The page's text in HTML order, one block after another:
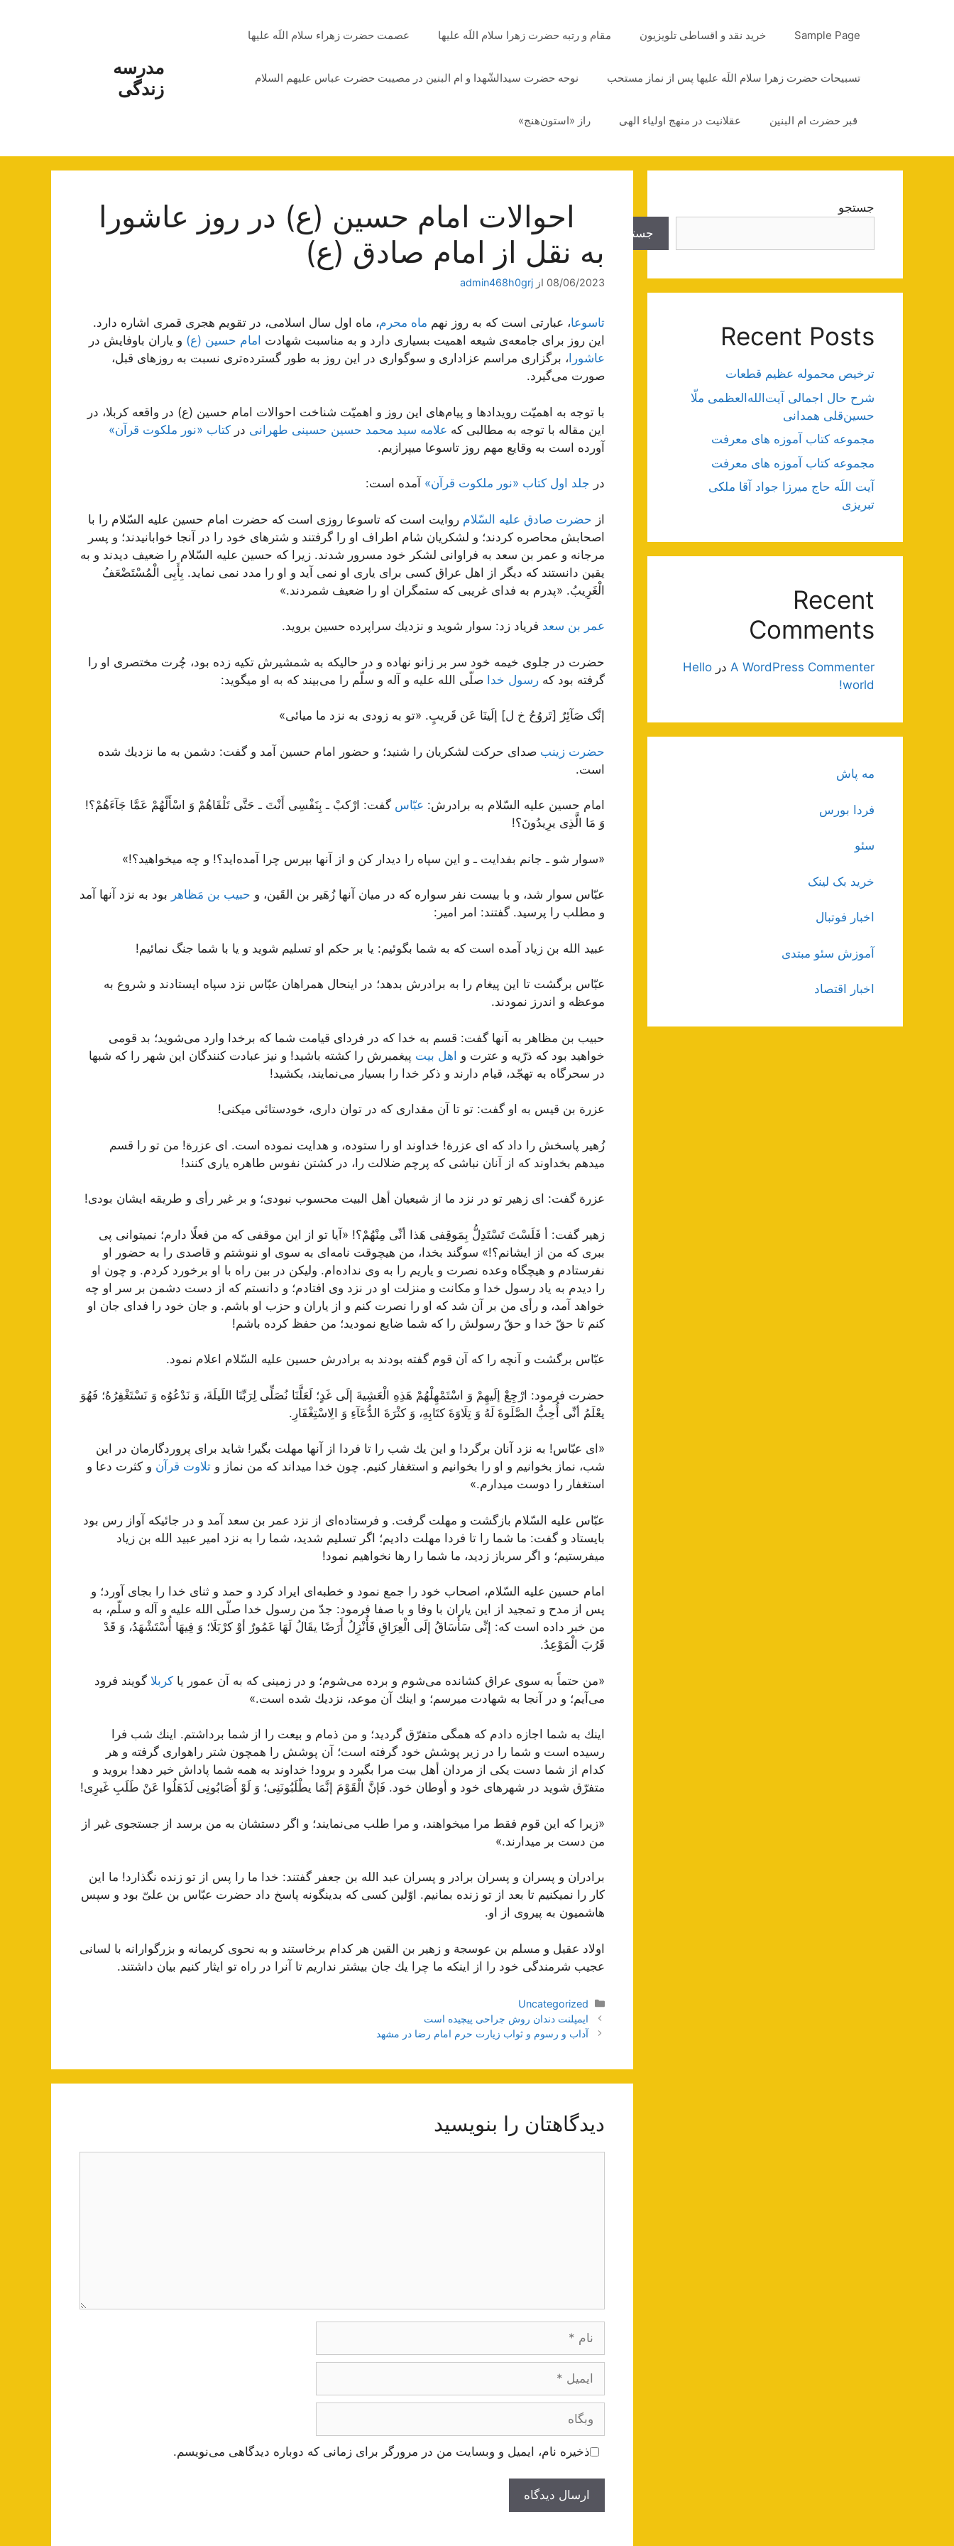
مدرسه
زندگی
Sample Page خرید نقد و اقساطی تلویزیون مقام و رتبه حضرت زهرا سلام اللَه علیها عصمت حضرت زهراء سلام اللَه علیها
تسبیحات حضرت زهرا سلام اللَه علیها پس از نماز مستحب نوحه حضرت سیدالشّهدا و ام البنین در مصیبت حضرت عباس علیهم السلام
قبر حضرت ام البنین عقلانیت در منهج اولیاء الهی راز «استون‌هنج»
احوالات امام حسین (ع) در روز عاشورا
به نقل از امام صادق (ع)
08/06/2023 از admin468h0grj
تاسوعا، عبارتی است که به روز نهم ماه محرم، ماه اول سال اسلامی، در تقویم هجری قمری اشاره دارد.
این روز برای جامعه‌ی شیعه اهمیت بسیاری دارد و به مناسبت شهادت امام حسین (ع) و یاران باوفایش در
عاشورا ، برگزاری مراسم عزاداری و سوگواری در این روز به طور گسترده‌تری نسبت به روزهای قبل،
صورت می‌گیرد.
با توجه به اهمیّت رویدادها و پیام‌های این روز و اهمیّت شناخت احوالات امام حسین (ع) در واقعه کربلا، در
این مقاله با توجه به مطالبی که علامه سید محمد حسین حسینی طهرانی در کتاب «نور ملکوت قرآن»
آورده است به وقایع مهم روز تاسوعا میپرازیم.
در جلد اول کتاب «نور ملکوت قرآن» آمده است:
از حضرت صادق علیه السّلام روایت است كه تاسوعا روزى است كه حضرت امام حسین علیه السّلام را با
اصحابش محاصره كردند؛ و لشكریان شام اطراف او را گرفتند و شترهاى خود را در آنجا خوابانیدند؛ و پسر
مرجانه و عمر بن سعد به فراوانى لشكر خود مسرور شدند. زیرا كه حسین علیه السّلام را ضعیف دیدند و به
یقین دانستند كه دیگر از اهل عراق كسى براى یارى او نمى آید و او را مدد نمى نماید. بِأَبِى الْمُسْتَضْعَفُ
الْغَرِیبُ. «پدرم به فداى غریبى كه ستمگران او را ضعیف شمردند.»
عمر بن سعد فریاد زد: سوار شوید و نزدیك سراپرده حسین بروید.
حضرت در جلوى خیمه خود سر بر زانو نهاده و در حالیكه به شمشیرش تكیه زده بود، چُرت مختصرى او را
گرفته بود كه رسول خدا صلّى الله علیه و آله و سلّم را مى‌بیند كه به او میگوید:
إنَّک صَآئِرٌ [تَروُحُ خ ل‌] إلَینَا عَن قَریبٍ. «تو به زودى به نزد ما میائى»
حضرت زینب صداى حركت لشكریان را شنید؛ و حضور امام حسین آمد و گفت: دشمن به ما نزدیك شده
است.
امام حسین علیه السّلام به برادرش: عبّاس‌ گفت: ارْکبْ ـ بِنَفْسِى أَنْتَ ـ حَتَّى تَلْقَاهُمْ وَ اسْأَلْهُمْ عَمَّا جَآءَهُمْ؟!
وَ مَا الَّذِى یرِیدُونَ؟!
«سوار شو ـ جانم بفدایت ـ و این سپاه را دیدار كن و از آنها بپرس چرا آمده‌اید؟! و چه میخواهید؟!»
عبّاس سوار شد، و با بیست نفر سواره كه در میان آنها زُهَیر بن القَین، و حبیب بن مَظاهر بود به نزد آنها آمد
و مطلب را پرسید. گفتند: امر امیر:
عبید الله بن زیاد آمده است كه به شما بگوئیم: یا بر حكم او تسلیم شوید و یا با شما جنگ نمائیم!
عبّاس برگشت تا این پیغام را به برادرش بدهد؛ در اینحال همراهان عبّاس نزد سپاه ایستادند و شروع به
موعظه و اندرز نمودند.
حبیب بن مظاهر به آنها گفت: قسم به خدا كه در فرداى قیامت شما كه برخدا وارد مى‌شوید؛ بد قومى
خواهید بود كه ذرّیه و عترت و اهل بیت پیغمبرش را كشته باشید! و نیز عبادت كنندگان این شهر را كه شبها
در سحرگاه به تهجّد، قیام دارند و ذكر خدا را بسیار مى‌نمایند، بكشید!
عزرة بن قیس‌ به او گفت: تو تا آن مقدارى كه در توان دارى، خودستائى میكنى!
زُهیر پاسخش را داد كه اى عزرة! خداوند او را ستوده، و هدایت نموده است. اى عزرة! من تو را قسم
میدهم بخداوند كه از آنان نباشى كه پرچم ضلالت را، در كشتن نفوس طاهره یارى كنند!
عزرة گفت: اى زهیر تو در نزد ما از شیعیان أهل البیت محسوب نبودى؛ و بر غیر رأى و طریقه ایشان بودى!
زهیر گفت: أ فَلَسْتَ تَسْتَدِلُّ بِمَوقِفى هَذا أنِّى مِنْهُمْ‌؟! «آیا تو از این موقفى كه من فعلًا دارم؛ نمیتوانى پى
ببرى كه من از ایشانم؟!» سوگند بخدا، من هیچوقت نامه‌اى به سوى او ننوشتم و قاصدى را به حضور او
نفرستادم و هیچگاه وعده نصرت و یاریم را به وى نداده‌ام. ولیكن در بین راه با او برخورد كردم. و چون او
را دیدم به یاد رسول خدا و مكانت و منزلت او در نزد وى افتادم؛ و دانستم كه از دست دشمن بر سر او چه
خواهد آمد، و رأى من بر آن شد كه او را نصرت كنم و از یاران و حزب او باشم. و جان خود را فداى جان او
كنم تا حقّ خدا و حقّ رسولش را كه شما ضایع نمودید؛ من حفظ كرده باشم!
عبّاس برگشت و آنچه را كه آن قوم گفته بودند به برادرش حسین علیه السّلام اعلام نمود.
حضرت فرمود: ارْجِعْ إلَیهِمْ وَ اسْتَمْهِلْهُمْ هَذِهِ الْعَشِیةَ إلَى غَدٍ؛ لَعَلَّنَا نُصَلِّى لِرَبِّنَا اللَیلَةَ، وَ نَدْعُوُه وَ نَسْتَغْفِرُهُ؛ فَهُوَ
یعْلَمُ أنِّى أُحِبُّ الصَّلَوةَ لَهُ وَ تِلَاوَةَ کتَابِهِ، وَ کثْرَةَ الدُّعَآءِ وَ الِاسْتِغْفَارِ.
«اى عبّاس! به نزد آنان برگرد! و این یك شب را تا فردا از آنها مهلت بگیر! شاید براى پروردگارمان در این
شب، نماز بخوانیم و او را بخوانیم و استغفار كنیم. چون خدا میداند كه من نماز و تلاوت قرآن و كثرت دعا و
استغفار را دوست میدارم.»
عبّاس علیه السّلام بازگشت و مهلت گرفت. و فرستاده‌اى از نزد عمر بن‌ سعد آمد و در جائیكه آواز رس بود
بایستاد و گفت: ما شما را تا فردا مهلت دادیم؛ اگر تسلیم شدید، شما را به نزد امیر عبید الله بن زیاد
میفرستیم؛ و اگر سرباز زدید، ما شما را رها نخواهیم نمود!
امام حسین علیه السّلام‌، اصحاب خود را جمع نمود و خطبه‌اى ایراد كرد و حمد و ثناى خدا را بجاى آورد؛ و
پس از مدح و تمجید از این یاران با وفا و با صفا فرمود: جدّ من رسول خدا صلّى الله علیه و آله و سلّم، به
من خبر داده است كه: إنِّى سَأُسَاقُ إلَى الْعِرَاقِ فَأُنْزِلُ أَرَضًا یقَالُ لَهَا عَمُورٌ أوْ کرْبَلَا؛ وَ فِیهَا أُسْتَشْهَدُ، وَ قَدْ
قَرُبَ الْمَوْعِدُ.
«من حتماً به سوى عراق كشانده مى‌شوم و برده مى‌شوم؛ و در زمینى كه به آن‌ عمور یا کربلا گویند فرود
مى‌آیم؛ و در آنجا به شهادت میرسم؛ و اینك آن موعد، نزدیك شده است.»
اینك به شما اجازه دادم كه همگى متفرّق گردید؛ و من ذمام و بیعت را از شما برداشتم. اینك شب فرا
رسیده است و شما را در زیر پوشش خود گرفته است؛ آن پوشش را همچون شتر راهوارى گرفته و هر
كدام از شما دست یكى از مردان أهل بیت مرا بگیرد و برود! خداوند به همه شما پاداش خیر دهد! بروید و
متفرّق شوید در شهرهاى خود و أوطان خود. فَإنَّ الْقَوْمَ إنَّمَا یطْلَبُونَنِى؛ وَ لَوْ أَصَابُونِى لَذَهَلُوا عَنْ طَلَبِ غَیرِى!
«زیرا كه این قوم فقط مرا میخواهند، و مرا طلب مى‌نمایند؛ و اگر دستشان به من برسد از جستجوى غیر از
من دست بر میدارند.»
برادران و پسران و پسران برادر و پسران عبد الله بن جعفر گفتند: خدا ما را پس از تو زنده نگذارد! ما این
كار را نمیكنیم تا بعد از تو زنده بمانیم. اوّلین كسى كه بدینگونه پاسخ داد حضرت عبّاس بن علىّ بود و سپس
هاشمیون به پیروى از او.
اولاد عقیل و مسلم بن عوسجة و زهیر بن القین هر كدام برخاستند و به نحوى كریمانه و بزرگوارانه با لسانى
عجیب شرمندگى خود را از اینكه ما چرا یك جان بیشتر نداریم تا آنرا در راه تو ایثار كنیم بیان داشتند.
دسته‌ها
Uncategorized
ناوبری
نوشته‌ها
ایمپلنت دندان روش جراحی پیچیده است
آداب و رسوم و ثواب زیارت حرم امام رضا در مشهد
دیدگاهتان را بنویسید
وبگاه
ذخیره نام، ایمیل و وبسایت من در مرورگر برای زمانی که دوباره دیدگاهی می‌نویسم.
جستجو
جستجو
Recent Posts
ترخیص محموله عظیم قطعات
شرح حال اجمالی آیت‌الله‌العظمی ملّا
حسین‌قلی همدانی
مجموعه کتاب آموزه های معرفت
مجموعه کتاب آموزه های معرفت
آیت اللَه حاج میرزا جواد آقا ملکی
تبریزی
Recent
Comments
A WordPress Commenter در Hello
world!
مه پاش
فردا بورس
سئو
خرید بک لینک
اخبار فوتبال
آموزش سئو مبتدی
اخبار اقتصاد